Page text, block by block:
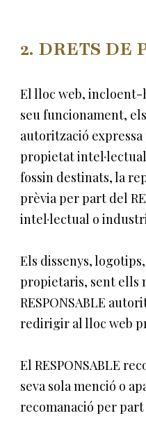
2. DRETS DE
El lloc web, incloent-
seu funcionament,
autorització
propietat
fossin destinats, la
prèvia per part del
intel·lectual o
Els dissenys,
propietaris, sent ells
RESPONSABLE
redirigir al lloc web
El RESPONSABLE
seva sola menció o
recomanació per part